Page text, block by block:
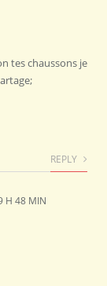
tes chaussons je
REPLY
H 48 MIN